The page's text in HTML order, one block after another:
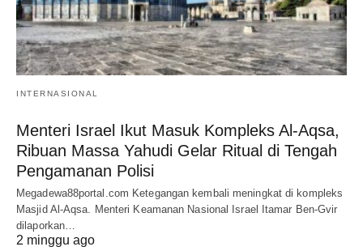
INTERNASIONAL
Menteri Israel Ikut Masuk Kompleks Al-Aqsa,
Ribuan Massa Yahudi Gelar Ritual di Tengah
Pengamanan Polisi
Megadewa88portal.com Ketegangan kembali meningkat di kompleks
Masjid Al-Aqsa. Menteri Keamanan Nasional Israel Itamar Ben-Gvir
dilaporkan…
2 minggu ago